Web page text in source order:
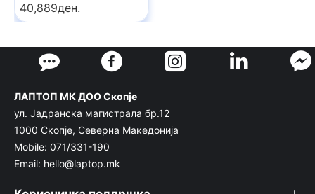
40,889ден.
ЛАПТОП МК ДОО Скопје
ул. Јадранска магистрала бр.12
1000 Скопје, Северна Македонија
Mobile: 071/331-190
Email: hello@laptop.mk